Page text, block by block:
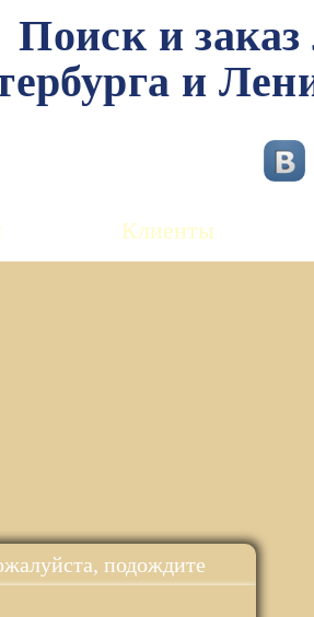
подождите
Поиск и заказ
и
Клиенты